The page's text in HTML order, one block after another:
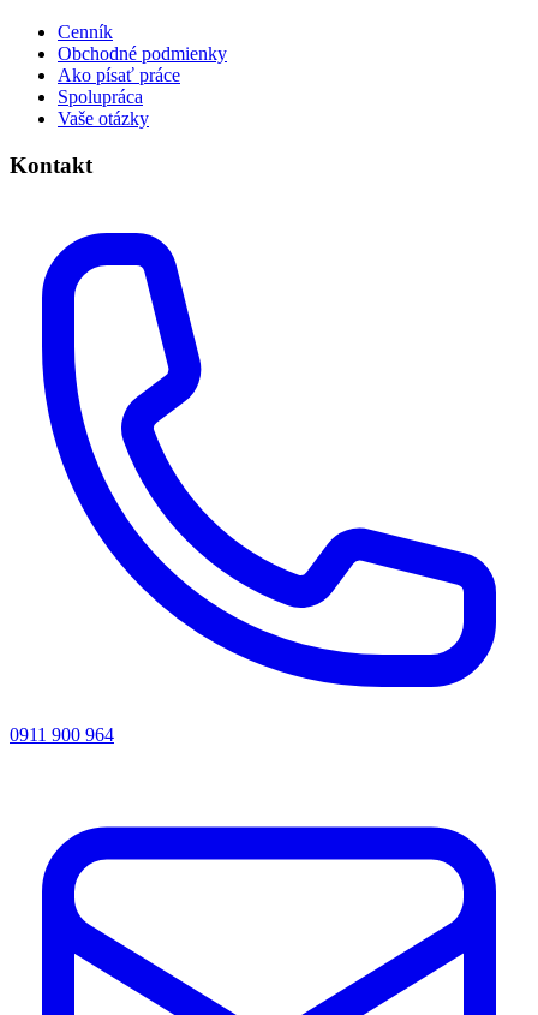
Cenník
Obchodné podmienky
Ako písať práce
Spolupráca
Vaše otázky
Kontakt
0911 900 964